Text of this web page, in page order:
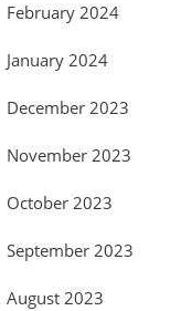
February 2024
January 2024
December 2023
November 2023
October 2023
September 2023
August 2023